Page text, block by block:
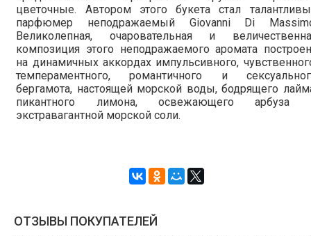
цветочные. Автором этого букета стал
парфюмер неподражаемый Giovanni Di
Великолепная, очаровательная и
композиция этого неподражаемого аромата
на динамичных аккордах импульсивного,
темпераментного, романтичного и
бергамота, настоящей морской воды, бодрящего
пикантного лимона, освежающего арбуза
экстравагантной морской соли.
ОТЗЫВЫ ПОКУПАТЕЛЕЙ